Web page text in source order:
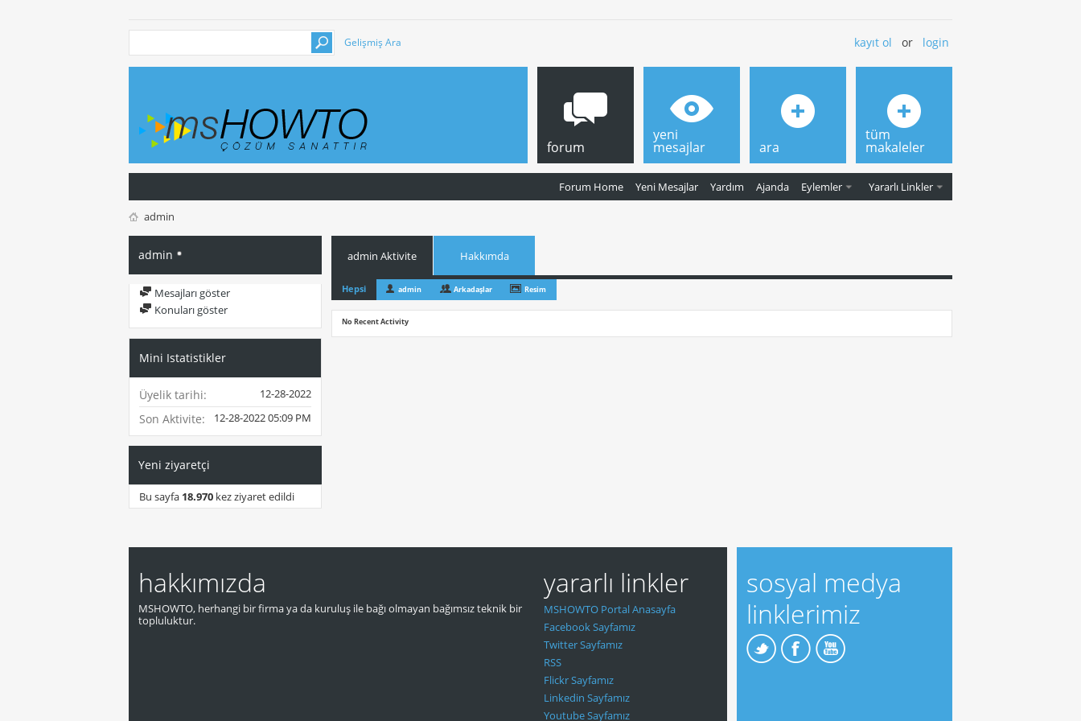
Gelişmiş Ara kayıt ol or login
forum
Forum Home Yeni Mesajlar Yardım Ajanda Eylemler Yararlı Linkler
yeni
mesajlar ara
tüm
makaleler
admin
admin
Mesajları göster
Konuları göster
Mini Istatistikler
Üyelik tarihi 12-28-2022
Son Aktivite 12-28-202205:09 PM
Yeni ziyaretçi
Bu sayfa 18.970 kez ziyaret edildi
admin Aktivite Hakkımda
Hepsi admin Arkadaşlar Resim
No Recent Activity
hakkımızda
MSHOWTO, herhangi bir firma ya da kuruluş ile bağı olmayan bağımsız teknik bir
topluluktur.
yararlı linkler
MSHOWTO Portal Anasayfa
Facebook Sayfamız
Twitter Sayfamız
RSS
Flickr Sayfamız
Linkedin Sayfamız
Youtube Sayfamız
sosyal medya
linklerimiz